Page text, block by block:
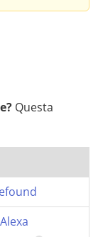
Questa
Alexa